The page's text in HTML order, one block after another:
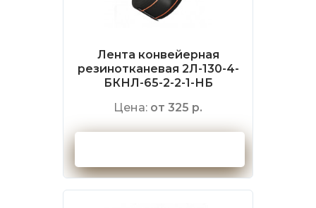
Лента конвейерная
резинотканевая 2Л-130-4-
БКНЛ-65-2-2-1-НБ
Цена: от 325 р.